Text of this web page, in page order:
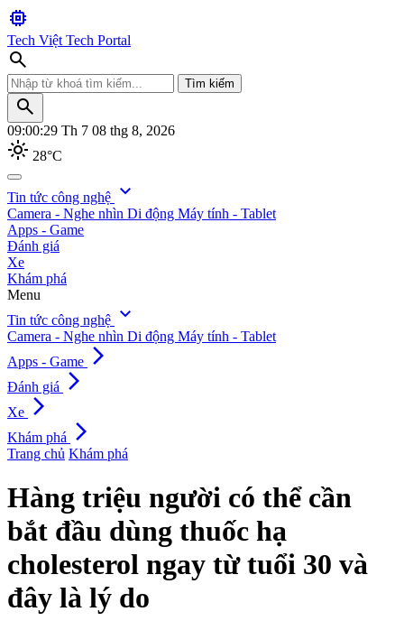
memory
Tech Việt Tech Portal
search
Tìm kiếm
search
09:00:31 Th 7 08 thg 8, 2026
light_mode 28°C
search
Tìm kiếm
Tin tức công nghệ expand_more
Camera - Nghe nhìn Di động Máy tính - Tablet
Apps - Game
Đánh giá
Xe
Khám phá
Menu
Tin tức công nghệ expand_more
Camera - Nghe nhìn Di động Máy tính - Tablet
Apps - Game arrow_forward_ios
Đánh giá arrow_forward_ios
Xe arrow_forward_ios
Khám phá arrow_forward_ios
Trang chủ Khám phá
Hàng triệu người có thể cần
bắt đầu dùng thuốc hạ
cholesterol ngay từ tuổi 30 và
đây là lý do